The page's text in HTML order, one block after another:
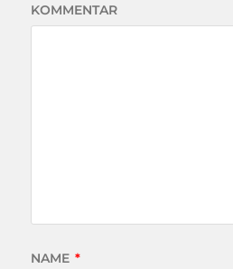
KOMMENTAR
NAME *